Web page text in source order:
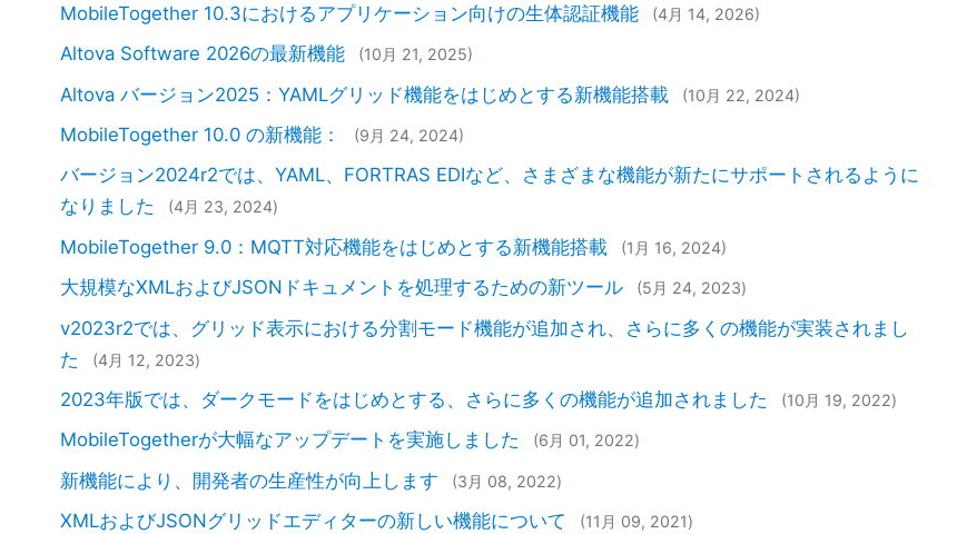
MobileTogether 10.3におけるアプリケーション向けの生体認証機能 (4月 14, 2026)
Altova Software 2026の最新機能 (10月 21, 2025)
Altova バージョン2025：YAMLグリッド機能をはじめとする新機能搭載 (10月 22, 2024)
MobileTogether 10.0 の新機能： (9月 24, 2024)
バージョン2024r2では、YAML、FORTRAS EDIなど、さまざまな機能が新たにサポートされるように
なりました
(4月 23, 2024)
MobileTogether 9.0：MQTT対応機能をはじめとする新機能搭載 (1月 16, 2024)
大規模なXMLおよびJSONドキュメントを処理するための新ツール (5月 24, 2023)
v2023r2では、グリッド表示における分割モード機能が追加され、さらに多くの機能が実装されまし
た
(4月 12, 2023)
2023年版では、ダークモードをはじめとする、さらに多くの機能が追加されました (10月 19, 2022)
MobileTogetherが大幅なアップデートを実施しました (6月 01, 2022)
新機能により、開発者の生産性が向上します (3月 08, 2022)
XMLおよびJSONグリッドエディターの新しい機能について (11月 09, 2021)